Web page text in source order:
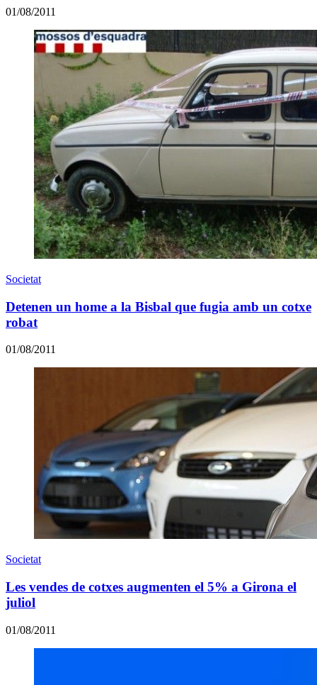
01/08/2011
Societat
Detenen un home a la Bisbal que fugia amb un cotxe
robat
01/08/2011
Societat
Les vendes de cotxes augmenten el 5% a Girona el
juliol
01/08/2011